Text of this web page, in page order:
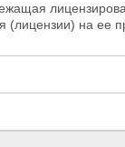
(лицензии) на ее